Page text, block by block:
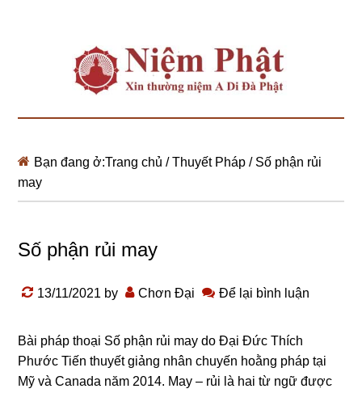
Bạn đang ở:Trang chủ / Thuyết Pháp /Số phận rủi
may
Số phận rủi may
13/11/2021 by Chơn Đại Để lại bình luận
Bài pháp thoại Số phận rủi may do Đại Đức Thích
Phước Tiến thuyết giảng nhân chuyến hoằng pháp tại
Mỹ và Canada năm 2014. May – rủi là hai từ ngữ được